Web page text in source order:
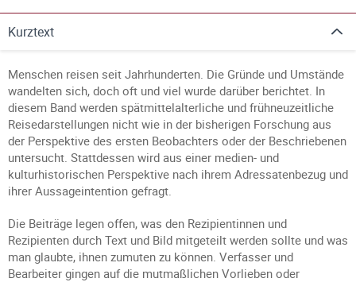
Kurztext
Menschen reisen seit Jahrhunderten. Die Gründe und Umstände
wandelten sich, doch oft und viel wurde darüber berichtet. In
diesem Band werden spätmittelalterliche und frühneuzeitliche
Reisedarstellungen nicht wie in der bisherigen Forschung aus
der Perspektive des ersten Beobachters oder der Beschriebenen
untersucht. Stattdessen wird aus einer medien- und
kulturhistorischen Perspektive nach ihrem Adressatenbezug und
ihrer Aussageintention gefragt.
Die Beiträge legen offen, was den Rezipientinnen und
Rezipienten durch Text und Bild mitgeteilt werden sollte und was
man glaubte, ihnen zumuten zu können. Verfasser und
Bearbeiter gingen auf die mutmaßlichen Vorlieben oder